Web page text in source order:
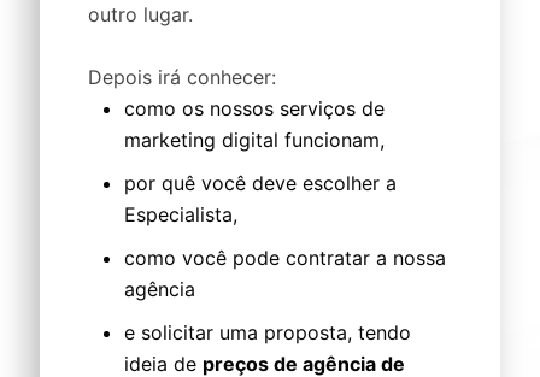
outro lugar.
Depois irá conhecer:
como os nossos serviços de
marketing digital funcionam,
por quê você deve escolher a
Especialista,
como você pode contratar a nossa
agência
e solicitar uma proposta, tendo
ideia de preços de agência de